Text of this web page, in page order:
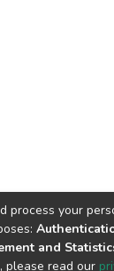
process your
and
please read our